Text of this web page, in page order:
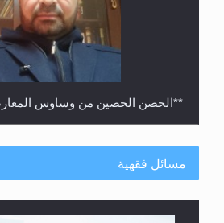
**الحصن الحصين من وساوس
مسائل فقهية